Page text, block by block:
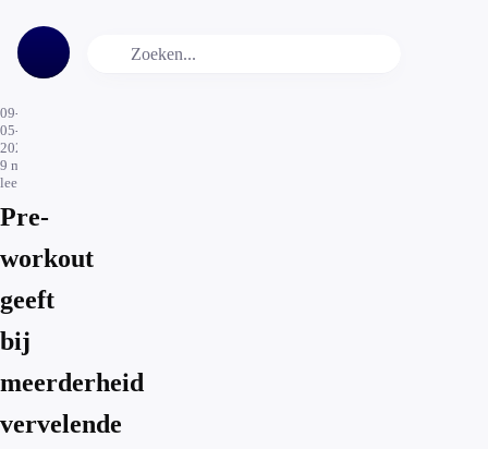
09-
05-
2023
9 min.
leestijd
Pre-
workout
geeft
bij
meerderheid
vervelende